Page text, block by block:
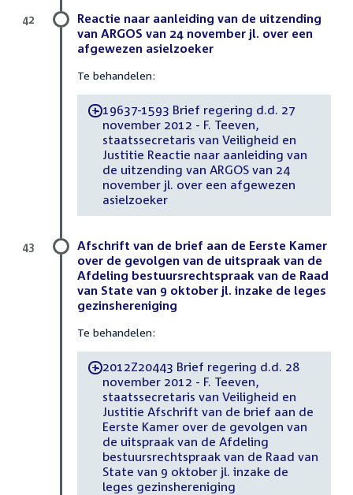
Reactie naar aanleiding van de uitzending
van ARGOS van 24 november jl. over een
afgewezen asielzoeker
Te behandelen:
-19637-1593 Brief regering d.d. 27
november 2012 - F. Teeven,
staatssecretaris van Veiligheid en
Justitie Reactie naar aanleiding van
de uitzending van ARGOS van 24
november jl. over een afgewezen
asielzoeker
42
Afschrift van de brief aan de Eerste Kamer
over de gevolgen van de uitspraak van de
Afdeling bestuursrechtspraak van de Raad
van State van 9 oktober jl. inzake de leges
gezinshereniging
Te behandelen:
-2012Z20443 Brief regering d.d. 28
november 2012 - F. Teeven,
staatssecretaris van Veiligheid en
Justitie Afschrift van de brief aan de
Eerste Kamer over de gevolgen van
de uitspraak van de Afdeling
bestuursrechtspraak van de Raad van
State van 9 oktober jl. inzake de
leges gezinshereniging
43